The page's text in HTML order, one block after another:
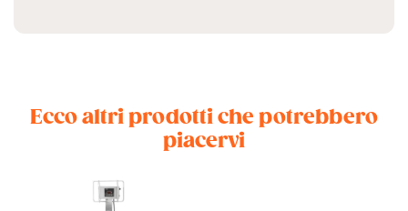
Ecco altri prodotti che potrebbero
piacervi